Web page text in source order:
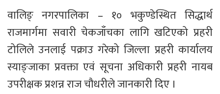
वालिङ् नगरपालिका – १० भकुण्डेस्थित सिद्धार्थ
राजमार्गमा सवारी चेकजाँचका लागि खटिएको प्रहरी
टोलिले उनलाई पक्राउ गरेको जिल्ला प्रहरी कार्यालय
स्याङ्जाका प्रवक्ता एवं सूचना अधिकारी प्रहरी नायब
उपरीक्षक प्रशन्न राज चौधरीले जानकारी दिए ।